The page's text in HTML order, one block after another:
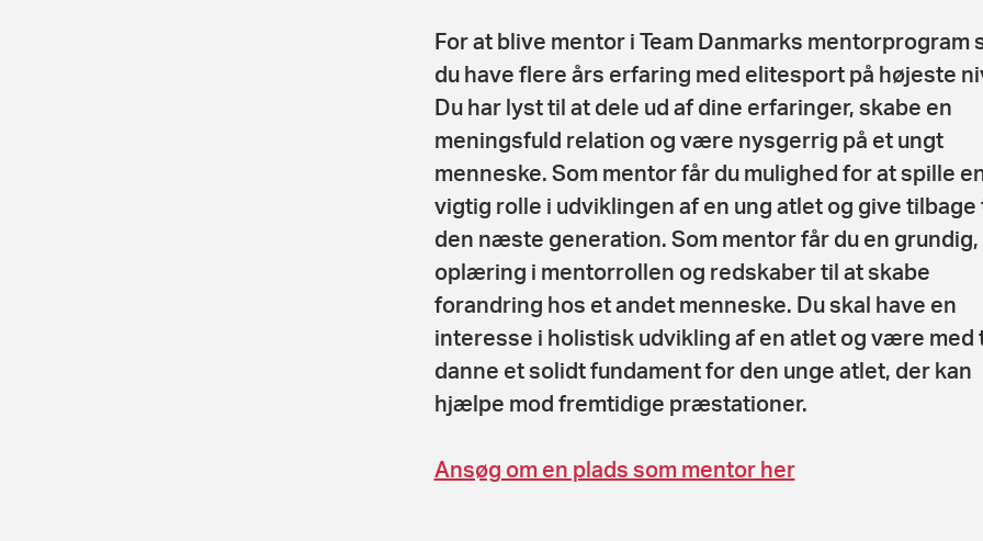
For at blive mentor i Team Danmarks mentorprogram
du have flere års erfaring med elitesport på højeste
Du har lyst til at dele ud af dine erfaringer, skabe en
meningsfuld relation og være nysgerrig på et ungt
menneske. Som mentor får du mulighed for at spille
vigtig rolle i udviklingen af en ung atlet og give tilbage
den næste generation. Som mentor får du en
oplæring i mentorrollen og redskaber til at skabe
forandring hos et andet menneske. Du skal have en
interesse i holistisk udvikling af en atlet og være med
danne et solidt fundament for den unge atlet, der kan
hjælpe mod fremtidige præstationer.
Ansøg om en plads som mentor her